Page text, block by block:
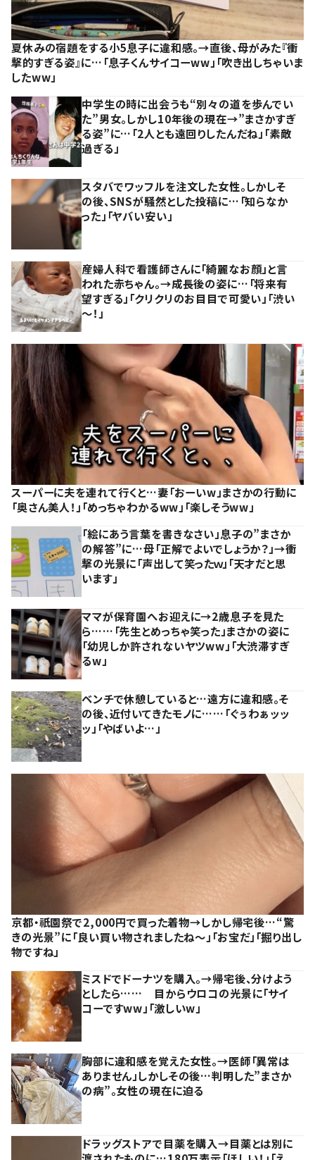
夏休みの宿題をする小5息子に違和感。→直後、母がみた『衝
撃的すぎる姿』に…「息子くんサイコーww」「吹き出しちゃいま
したww」
中学生の時に出会うも“別々の道を歩んでい
た”男女。しかし10年後の現在→”まさかすぎ
る姿”に…「2人とも遠回りしたんだね」「素敵
過ぎる」
スタバでワッフルを注文した女性。しかしそ
の後、SNSが騒然とした投稿に…「知らなか
った」「ヤバい安い」
産婦人科で看護師さんに「綺麗なお顔」と言
われた赤ちゃん。→成長後の姿に…「将来有
望すぎる」「クリクリのお目目で可愛い」「渋い
～！」
スーパーに夫を連れて行くと…妻「おーいw」まさかの行動に
「奥さん美人！」「めっちゃわかるww」「楽しそうww」
「絵にあう言葉を書きなさい」息子の”まさか
の解答”に…母「正解でよいでしょうか？」→衝
撃の光景に「声出して笑ったｗ」「天才だと思
います」
ママが保育園へお迎えに→2歳息子を見た
ら……「先生とめっちゃ笑った」まさかの姿に
「幼児しか許されないヤツww」「大渋滞すぎ
るw」
ベンチで休憩していると…遠方に違和感。そ
の後、近付いてきたモノに……「ぐぅわぁッッ
ッ」「やばいよ…」
京都・祇園祭で2,000円で買った着物→しかし帰宅後…“驚
きの光景”に「良い買い物されましたね～」「お宝だ」「掘り出し
物ですね」
ミスドでドーナツを購入。→帰宅後、分けよう
としたら…… 目からウロコの光景に「サイ
コーですww」「激しいw」
胸部に違和感を覚えた女性。→医師「異常は
ありません」しかしその後…判明した”まさか
の病”。女性の現在に迫る
ドラッグストアで目薬を購入→目薬とは別に